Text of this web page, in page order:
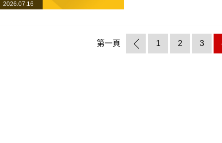
2026.07.16
第一頁 1 2 3